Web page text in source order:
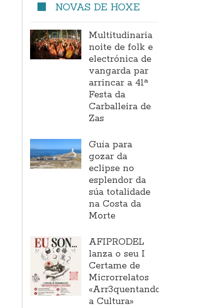
NOVAS DE HOXE
Multitudinaria
noite de folk e
electrónica de
vangarda par
arrincar a 41ª
Festa da
Carballeira de
Zas
Guía para
gozar da
eclipse no
esplendor da
súa totalidade
na Costa da
Morte
AFIPRODEL
lanza o seu I
Certame de
Microrrelatos
«Arr3quentando
a Cultura»